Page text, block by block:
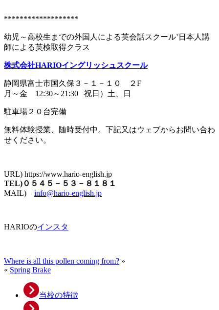
*******************
幼児～高校生までの外国人による英会話スクール⁺日本人講
師による英検取得クラス
株式会社HARIOイングリッシュスクール
静岡県富士市国久保３－１－１０ ２F
月～金 12:30～21:30 祝日）土、日
駐車場２０台完備
無料体験授業、随時受付中。下記又はウェブからお問い合わ
せください。
URL) https://www.hario-english.jp
TEL)０５４５－５３－８１８１
MAIL) info@hario-english.jp
HARIOのインスタ
Where is all this pollen coming from? »
« Spring Brake
当校の特徴